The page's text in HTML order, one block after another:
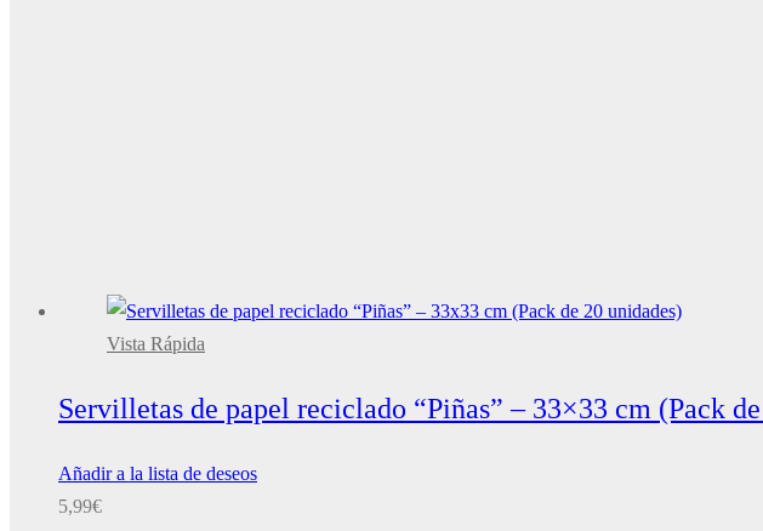
Vista Rápida
Servilletas de papel reciclado “Piñas” – 33×33 cm (Pack
Añadir a la lista de deseos
5,99€